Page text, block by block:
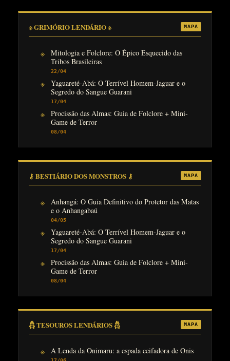
※ GRIMÓRIO LENDÁRIO ※ MAPA
Mitologia e Folclore: O Épico Esquecido das
Tribos Brasileiras
22/04
Yaguareté-Abá: O Terrível Homem-Jaguar e o
Segredo do Sangue Guarani
17/04
Procissão das Almas: Guia de Folclore + Mini-
Game de Terror
08/04
⚷ BESTIÁRIO DOS MONSTROS ⚷ MAPA
Anhangá: O Guia Definitivo do Protetor das Matas
e o Anhangabaú
04/05
Yaguareté-Abá: O Terrível Homem-Jaguar e o
Segredo do Sangue Guarani
17/04
Procissão das Almas: Guia de Folclore + Mini-
Game de Terror
08/04
𓆣 TESOUROS LENDÁRIOS 𓆣 MAPA
A Lenda da Onimaru: a espada ceifadora de Onis